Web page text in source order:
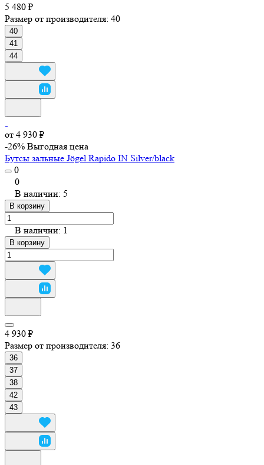
5 480 ₽
Размер от производителя: 40
40
41
44
от 4 930 ₽
-26% Выгодная цена
Бутсы зальные Jögel Rapido IN Silver/black
0
0
В наличии: 5
В корзину
В наличии: 1
В корзину
4 930 ₽
Размер от производителя: 36
36
37
38
42
43